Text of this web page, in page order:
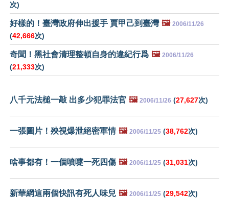
次)
好樣的！臺灣政府伸出援手 賈甲己到臺灣 🖼️ 2006/11/26
(42,666次)
奇聞！黑社會清理整頓自身的違紀行爲 🖼️ 2006/11/26
(21,333次)
八千元法槌一敲 出多少犯罪法官 🖼️ 2006/11/26 (27,627次)
一張圖片！殃視爆泄絕密軍情 🖼️ 2006/11/25 (38,762次)
啥事都有！一個噴嚏一死四傷 🖼️ 2006/11/25 (31,031次)
新華網這兩個快訊有死人味兒 🖼️ 2006/11/25 (29,542次)